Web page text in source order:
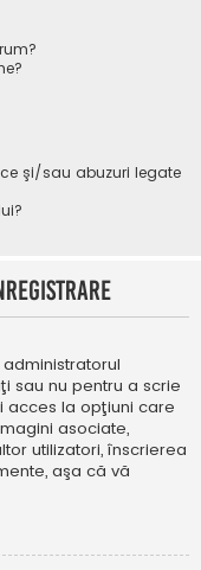
şi/sau abuzuri legate
sau nu pentru a scrie
acces la opţiuni care
asociate,
utilizatori, înscrierea
aşa că vă